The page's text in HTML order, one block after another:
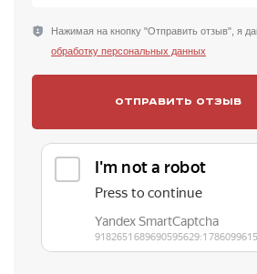
Нажимая на кнопку "Отправить отзыв", я
обработку персональных данных